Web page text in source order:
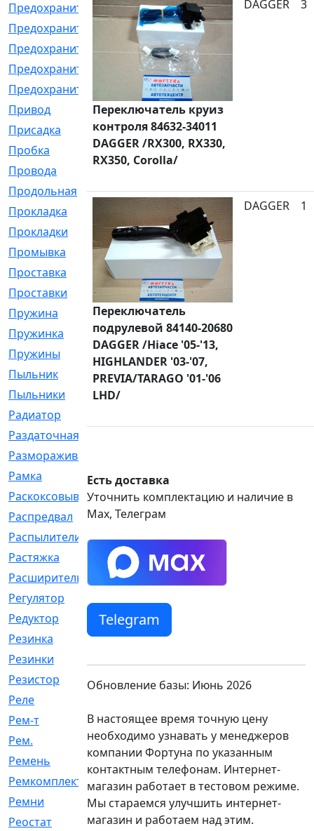
Предохранитель
[32]
Предохранитель_б
[18]
Предохранитель_м
[21]
Предохранитель_фл.
[13]
Предохранительная
[2]
Привод
[198]
Присадка
[2]
Пробка
[1]
Провода
[231]
Продольная
[1]
Прокладка
[2726]
Прокладки
[25]
Промывка
Проставка
Проставки
[38]
Пружина
[23]
Пружинка
[1]
Пружины
[326]
Пыльник
[1202]
Пыльники
Радиатор
Раздаточная
Размораживатель
Рамка
[29]
Раскоксовывание
[4]
Распредвал
[41]
Распылители
[226]
Растяжка
[1]
Расширительный
[9]
Регулятор
Редуктор
[17]
Резинка
[15]
Резинки
Резистор
[1]
Реле
Рем-т
[7]
Рем.
[2]
Ремень
[2060]
Ремкомплект
[1924]
Ремни
[21]
Реостат
[1]
Переключатель круиз
контроля 84632-34011
DAGGER /RX300, RX330,
RX350, Corolla/
DAGGER 3
Переключатель
подрулевой 84140-20680
DAGGER /Hiace '05-'13,
HIGHLANDER '03-'07,
PREVIA/TARAGO '01-'06
LHD/
DAGGER 1
Есть доставка
Уточнить комплектацию и наличие в
Max, Телеграм
Telegram
Обновление базы: Июнь 2026
В настоящее время точную цену
необходимо узнавать у менеджеров
компании Фортуна по указанным
контактным телефонам. Интернет-
магазин работает в тестовом режиме.
Мы стараемся улучшить интернет-
магазин и работаем над этим.